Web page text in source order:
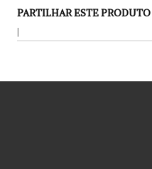
PARTILHAR ESTE PRODUTO
|